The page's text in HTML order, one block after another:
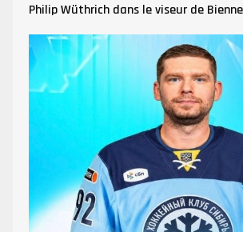
Philip Wüthrich dans le viseur de